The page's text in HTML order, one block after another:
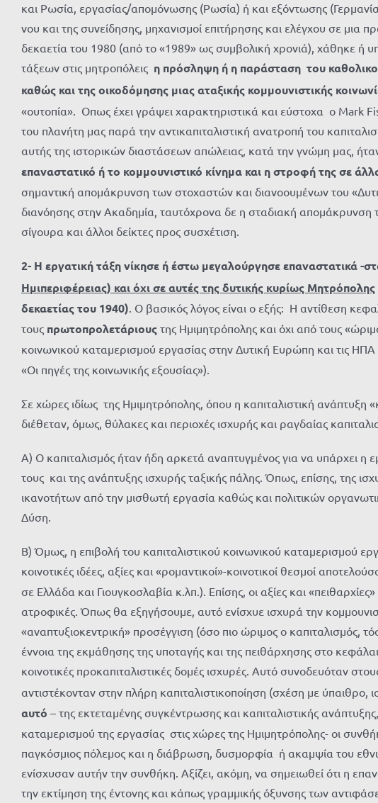
και Ρωσία, εργασίας/απομόνωσης (Ρωσία) ή και εξόντωσης
νου και της συνείδησης, μηχανισμοί επιτήρησης και ελέγχου σε
δεκαετία του 1980 (από το «1989» ως συμβολική χρονιά), χάθηκε ή
τάξεων στις μητροπόλεις η πρόσληψη ή η παράσταση του
καθώς και της οικοδόμησης μιας αταξικής κομμουνιστικής
«ουτοπία». Oπως έχει γράψει χαρακτηριστικά και εύστοχα ο Mark
του πλανήτη μας παρά την αντικαπιταλιστική ανατροπή του
αυτής της ιστορικών διαστάσεων απώλειας, κατά την γνώμη μας,
επαναστατικό ή το κομμουνιστικό κίνημα και η στροφή της σε
σημαντική απομάκρυνση των στοχαστών και διανοουμένων του
διανόησης στην Ακαδημία, ταυτόχρονα δε η σταδιακή απομάκρυνση
σίγουρα και άλλοι δείκτες προς συσχέτιση.
2- Η εργατική τάξη νίκησε ή έστω μεγαλούργησε επαναστατικά -
Ημιπεριφέρειας) και όχι σε αυτές της δυτικής κυρίως Μητρόπολης
δεκαετίας του 1940) . Ο βασικός λόγος είναι ο εξής: Η αντίθεση
τους πρωτοπρολετάριους της Ημιμητρόπολης και όχι από τους
κοινωνικού καταμερισμού εργασίας στην Δυτική Ευρώπη και τις
«Οι πηγές της κοινωνικής εξουσίας»).
Σε χώρες ιδίως της Ημιμητρόπολης, όπου η καπιταλιστική
διέθεταν, όμως, θύλακες και περιοχές ισχυρής και ραγδαίας
Α) Ο καπιταλισμός ήταν ήδη αρκετά αναπτυγμένος για να υπάρχει
τους και της ανάπτυξης ισχυρής ταξικής πάλης. Όπως, επίσης, της
ικανοτήτων από την μισθωτή εργασία καθώς και πολιτικών
Δύση.
Β) Όμως, η επιβολή του καπιταλιστικού κοινωνικού καταμερισμού
κοινοτικές ιδέες, αξίες και «ρομαντικοί»-κοινοτικοί θεσμοί
σε Ελλάδα και Γιουγκοσλαβία κ.λπ.). Επίσης, οι αξίες και
ατροφικές. Όπως θα εξηγήσουμε, αυτό ενίσχυε ισχυρά την
«αναπτυξιοκεντρική» προσέγγιση (όσο πιο ώριμος ο καπιταλισμός,
έννοια της εκμάθησης της υποταγής και της πειθάρχησης στο
κοινοτικές προκαπιταλιστικές δομές ισχυρές. Αυτό συνοδευόταν
αντιστέκονταν στην πλήρη καπιταλιστικοποίηση (σχέση με ύπαιθρο,
αυτό – της εκτεταμένης συγκέντρωσης και καπιταλιστικής
καταμερισμού της εργασίας στις χώρες της Ημιμητρόπολης- οι
παγκόσμιος πόλεμος και η διάβρωση, δυσμορφία ή ακαμψία του
ενίσχυσαν αυτήν την συνθήκη. Αξίζει, ακόμη, να σημειωθεί ότι η
την εκτίμηση της έντονης και κάπως γραμμικής όξυνσης των